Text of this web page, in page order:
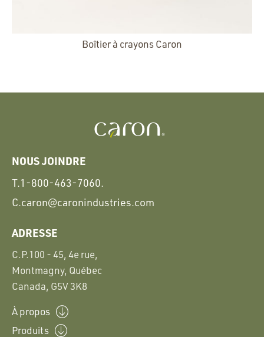
Boîtier à crayons Caron
NOUS JOINDRE
T.1-800-463-7060.
C.caron@caronindustries.com
ADRESSE
C.P.100 - 45, 4e rue,
Montmagny, Québec
Canada, G5V 3K8
À propos
Produits